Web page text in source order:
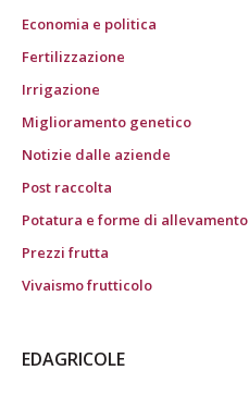
Economia e politica
Fertilizzazione
Irrigazione
Miglioramento genetico
Notizie dalle aziende
Post raccolta
Potatura e forme di allevamento
Prezzi frutta
Vivaismo frutticolo
EDAGRICOLE